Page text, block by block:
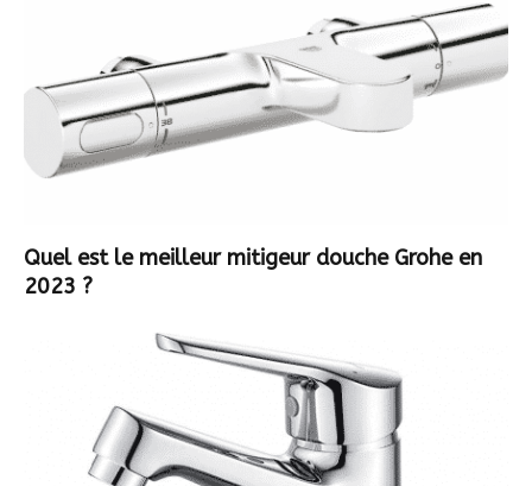
Quel est le meilleur mitigeur douche Grohe en
2023 ?